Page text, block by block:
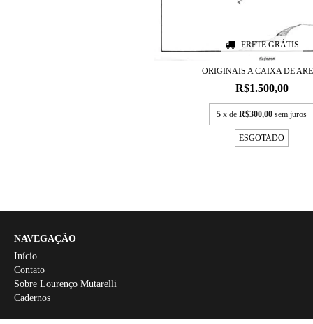
FRETE GRÁTIS
ORIGINAIS A CAIXA DE
R$1.500,00
5 x de R$300,00 sem juros
ESGOTADO
NAVEGAÇÃO
Início
Contato
Sobre Lourenço Mutarelli
Cadernos